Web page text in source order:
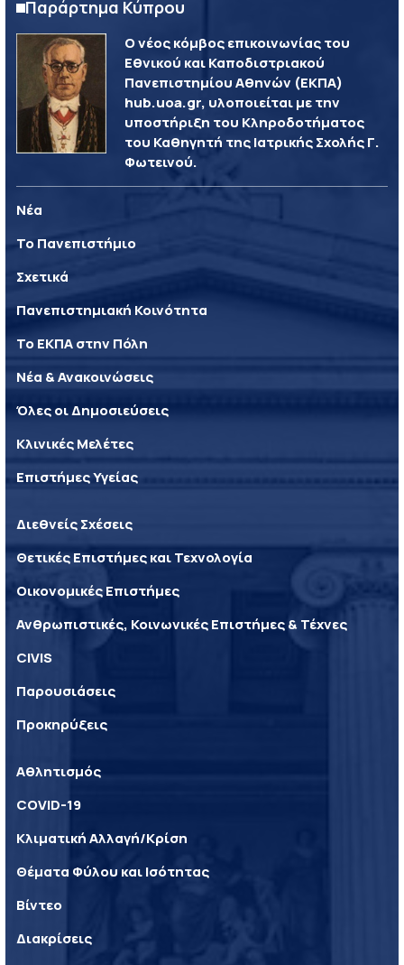
Παράρτημα Κύπρου
Ο νέος κόμβος επικοινωνίας του
Εθνικού και Καποδιστριακού
Πανεπιστημίου Αθηνών (ΕΚΠΑ)
hub.uoa.gr, υλοποιείται με την
υποστήριξη του Κληροδοτήματος
του Καθηγητή της Ιατρικής Σχολής Γ.
Φωτεινού.
Νέα
Το Πανεπιστήμιο
Σχετικά
Πανεπιστημιακή Κοινότητα
Το ΕΚΠΑ στην Πόλη
Νέα & Ανακοινώσεις
Όλες οι Δημοσιεύσεις
Κλινικές Μελέτες
Επιστήμες Υγείας
Διεθνείς Σχέσεις
Θετικές Επιστήμες και Τεχνολογία
Οικονομικές Επιστήμες
Ανθρωπιστικές, Κοινωνικές Επιστήμες & Τέχνες
CIVIS
Παρουσιάσεις
Προκηρύξεις
Αθλητισμός
COVID-19
Κλιματική Αλλαγή/Κρίση
Θέματα Φύλου και Ισότητας
Βίντεο
Διακρίσεις